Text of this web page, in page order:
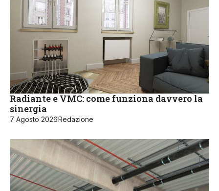
Radiante e VMC: come funziona davvero la
sinergia
7 Agosto 2026Redazione